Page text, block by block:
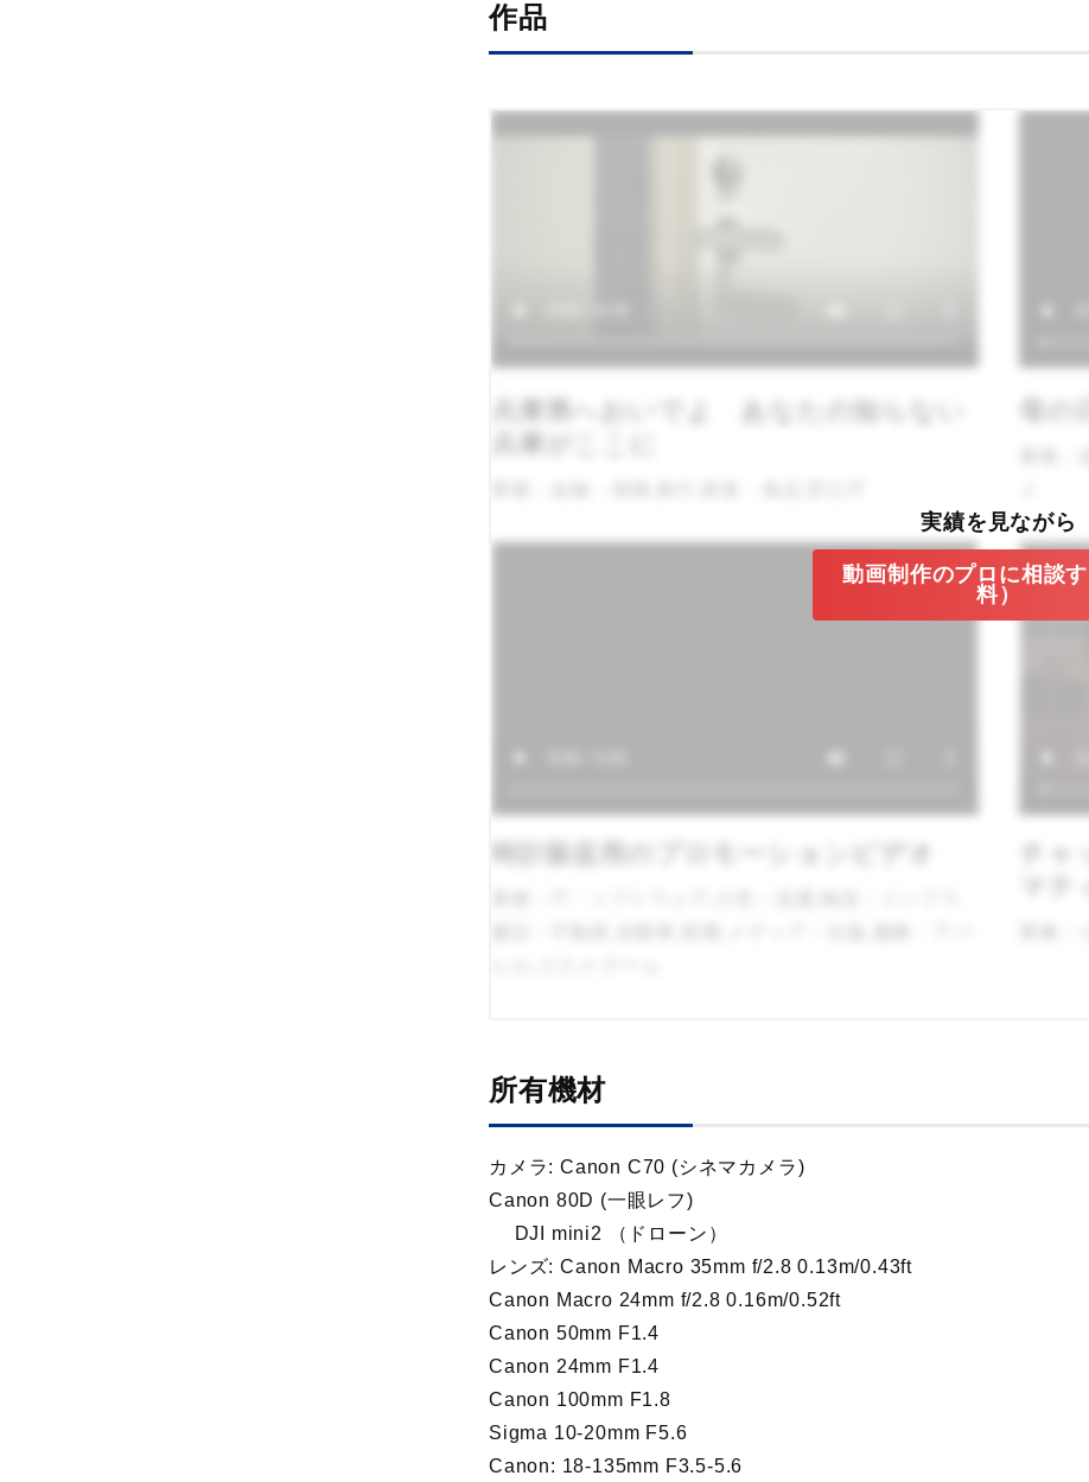
作品
実績を見ながら
動画制作のプロに相談
料）
時計販促用のプロモーションビデオ
チ
マ
所有機材
カメラ: Canon C70 (シネマカメラ)
Canon 80D (一眼レフ)
DJI mini2 （ドローン）
レンズ: Canon Macro 35mm f/2.8 0.13m/0.43ft
Canon Macro 24mm f/2.8 0.16m/0.52ft
Canon 50mm F1.4
Canon 24mm F1.4
Canon 100mm F1.8
Sigma 10-20mm F5.6
Canon: 18-135mm F3.5-5.6